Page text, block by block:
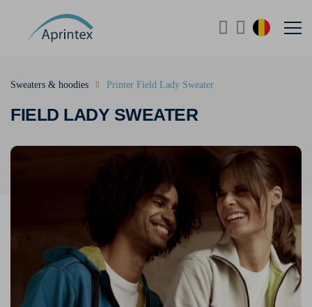
FIELD LADY SWEATER
Sweaters & hoodies Printer Field Lady Sweater